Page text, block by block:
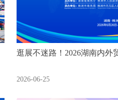
逛展不迷路！2026湖南内外
2026-06-25